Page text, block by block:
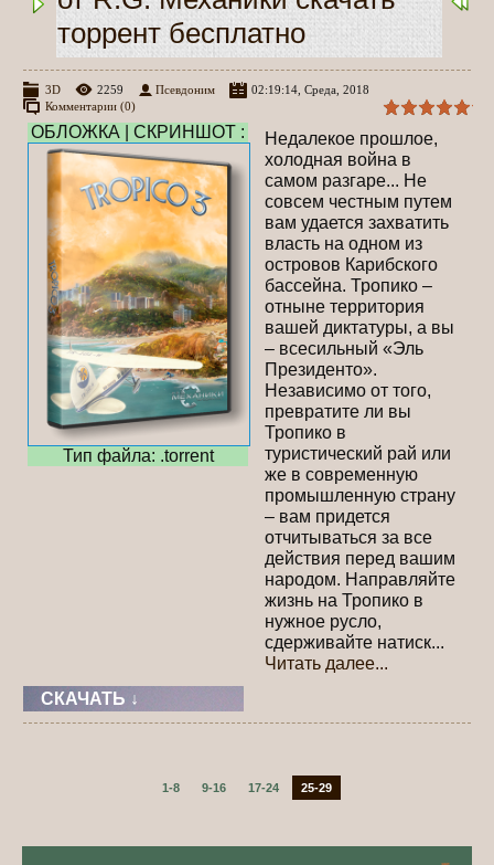
торрент бесплатно
3D 2259 Псевдоним
02:19:14, Среда, 2018
Комментарии (0)
ОБЛОЖКА | СКРИНШОТ :
Тип файла: .torrent
Недалекое прошлое,
холодная война в
самом разгаре... Не
совсем честным путем
вам удается захватить
власть на одном из
островов Карибского
бассейна. Тропико –
отныне территория
вашей диктатуры, а вы
– всесильный «Эль
Президенто».
Независимо от того,
превратите ли вы
Тропико в
туристический рай или
же в современную
промышленную страну
– вам придется
отчитываться за все
действия перед вашим
народом. Направляйте
жизнь на Тропико в
нужное русло,
сдерживайте натиск...
Читать далее...
СКАЧАТЬ ↓
1-8 9-16 17-24 25-29